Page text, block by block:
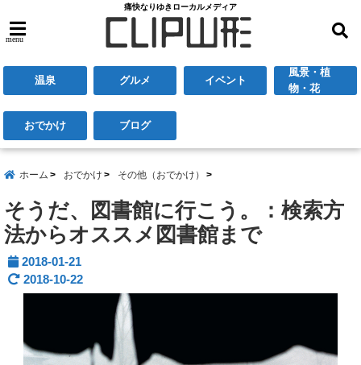
痛快なりゆきローカルメディア
menu
温泉 グルメ イベント
風景・植
物・花
おでかけ ブログ
ホーム おでかけ その他（おでかけ）
そうだ、図書館に行こう。：検索方
法からオススメ図書館まで
2018-01-21
2018-10-22